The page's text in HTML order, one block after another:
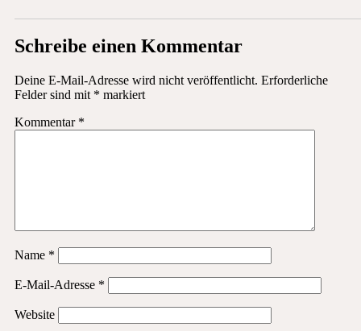
Schreibe einen Kommentar
Deine E-Mail-Adresse wird nicht veröffentlicht. Erforderliche
Felder sind mit * markiert
Kommentar *
Name *
E-Mail-Adresse *
Website